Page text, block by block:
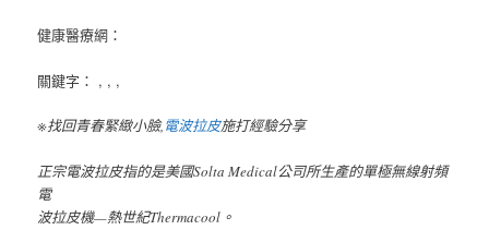
健康醫療網：
關鍵字： , , ,
※找回青春緊緻小臉,電波拉皮施打經驗分享
正宗電波拉皮指的是美國Solta Medical公司所生產的單極無線射頻
電
波拉皮機—熱世紀Thermacool。